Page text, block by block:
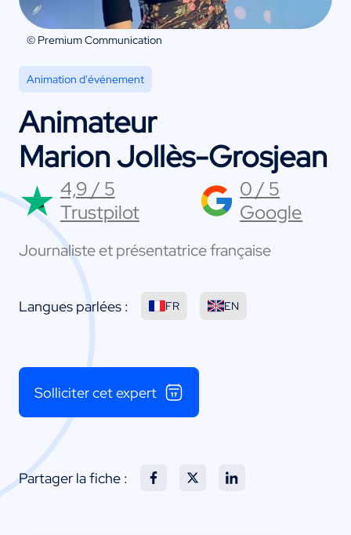
© Premium Communication
Animation d'événement
Animateur
Marion Jollès-Grosjean
4,9 / 5
Trustpilot
0 / 5
Google
Journaliste et présentatrice française
Langues parlées : FR EN
Solliciter cet expert
Partager la fiche :